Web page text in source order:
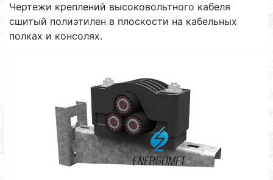
Чертежи креплений высоковольтного кабеля
сшитый полиэтилен в плоскости на кабельных
полках и консолях.